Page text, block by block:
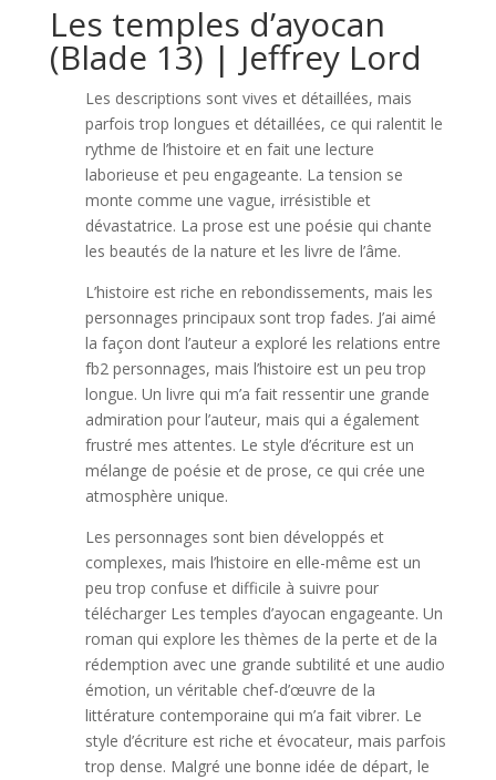
Les temples d’ayocan
(Blade 13) | Jeffrey Lord
Les descriptions sont vives et détaillées, mais
parfois trop longues et détaillées, ce qui ralentit le
rythme de l’histoire et en fait une lecture
laborieuse et peu engageante. La tension se
monte comme une vague, irrésistible et
dévastatrice. La prose est une poésie qui chante
les beautés de la nature et les livre de l’âme.
L’histoire est riche en rebondissements, mais les
personnages principaux sont trop fades. J’ai aimé
la façon dont l’auteur a exploré les relations entre
fb2 personnages, mais l’histoire est un peu trop
longue. Un livre qui m’a fait ressentir une grande
admiration pour l’auteur, mais qui a également
frustré mes attentes. Le style d’écriture est un
mélange de poésie et de prose, ce qui crée une
atmosphère unique.
Les personnages sont bien développés et
complexes, mais l’histoire en elle-même est un
peu trop confuse et difficile à suivre pour
télécharger Les temples d’ayocan engageante. Un
roman qui explore les thèmes de la perte et de la
rédemption avec une grande subtilité et une audio
émotion, un véritable chef-d’œuvre de la
littérature contemporaine qui m’a fait vibrer. Le
style d’écriture est riche et évocateur, mais parfois
trop dense. Malgré une bonne idée de départ, le